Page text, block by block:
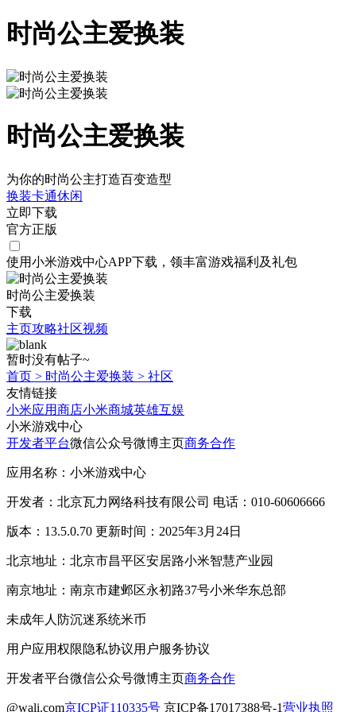
时尚公主爱换装
时尚公主爱换装
为你的时尚公主打造百变造型
换装卡通休闲
立即下载
官方正版
使用小米游戏中心APP下载 ，领丰富游戏福利 及礼包
时尚公主爱换装
下载
主页攻略社区视频
暂时没有帖子~
首页 > 时尚公主爱换装 > 社区
友情链接
小米应用商店小米商城英雄互娱
小米游戏中心
开发者平台微信公众号微博主页商务合作
应用名称：小米游戏中心
开发者：北京瓦力网络科技有限公司 电话：010-60606666
版本：13.5.0.70 更新时间：2025年3月24日
北京地址：北京市昌平区安居路小米智慧产业园
南京地址：南京市建邺区永初路37号小米华东总部
未成年人防沉迷系统米币
用户应用权限隐私协议用户服务协议
开发者平台微信公众号微博主页商务合作
@wali.com京ICP证110335号 京ICP备17017388号-1营业执照